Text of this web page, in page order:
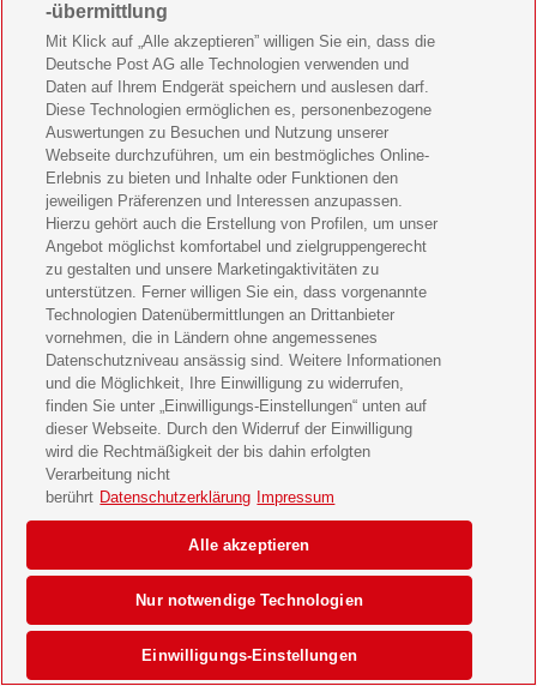
-übermittlung
Mit Klick auf „Alle akzeptieren” willigen Sie ein, dass die
Deutsche Post AG alle Technologien verwenden und
Daten auf Ihrem Endgerät speichern und auslesen darf.
Diese Technologien ermöglichen es, personenbezogene
Auswertungen zu Besuchen und Nutzung unserer
Webseite durchzuführen, um ein bestmögliches Online-
Erlebnis zu bieten und Inhalte oder Funktionen den
jeweiligen Präferenzen und Interessen anzupassen.
Hierzu gehört auch die Erstellung von Profilen, um unser
Angebot möglichst komfortabel und zielgruppengerecht
zu gestalten und unsere Marketingaktivitäten zu
unterstützen. Ferner willigen Sie ein, dass vorgenannte
Technologien Datenübermittlungen an Drittanbieter
vornehmen, die in Ländern ohne angemessenes
Datenschutzniveau ansässig sind. Weitere Informationen
und die Möglichkeit, Ihre Einwilligung zu widerrufen,
finden Sie unter „Einwilligungs-Einstellungen“ unten auf
dieser Webseite. Durch den Widerruf der Einwilligung
wird die Rechtmäßigkeit der bis dahin erfolgten
Verarbeitung nicht
berührt Datenschutzerklärung Impressum
Einwilligungs-Einstellungen
Nur notwendige Technologien
Alle akzeptieren